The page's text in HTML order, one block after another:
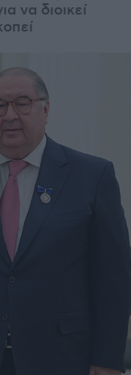
να διοικεί